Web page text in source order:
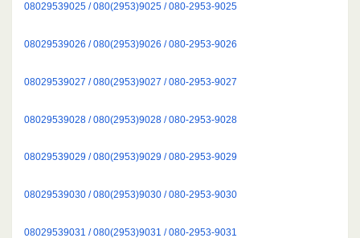
08029539025 / 080(2953)9025 / 080-2953-9025
08029539026 / 080(2953)9026 / 080-2953-9026
08029539027 / 080(2953)9027 / 080-2953-9027
08029539028 / 080(2953)9028 / 080-2953-9028
08029539029 / 080(2953)9029 / 080-2953-9029
08029539030 / 080(2953)9030 / 080-2953-9030
08029539031 / 080(2953)9031 / 080-2953-9031